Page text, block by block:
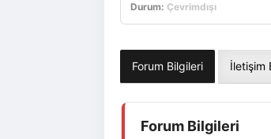
Durum: Çevrimdışı
Forum Bilgileri İletişim
Forum Bilgileri